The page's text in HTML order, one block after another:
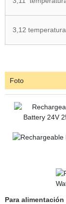
3,12
Foto
Paraalimentación